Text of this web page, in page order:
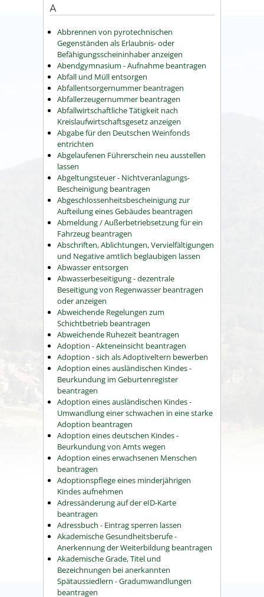
A
Abbrennen von pyrotechnischen
Gegenständen als Erlaubnis- oder
Befähigungsscheininhaber anzeigen
Abendgymnasium - Aufnahme beantragen
Abfall und Müll entsorgen
Abfallentsorgernummer beantragen
Abfallerzeugernummer beantragen
Abfallwirtschaftliche Tätigkeit nach
Kreislaufwirtschaftsgesetz anzeigen
Abgabe für den Deutschen Weinfonds
entrichten
Abgelaufenen Führerschein neu ausstellen
lassen
Abgeltungsteuer - Nichtveranlagungs-
Bescheinigung beantragen
Abgeschlossenheitsbescheinigung zur
Aufteilung eines Gebäudes beantragen
Abmeldung / Außerbetriebsetzung für ein
Fahrzeug beantragen
Abschriften, Ablichtungen, Vervielfältigungen
und Negative amtlich beglaubigen lassen
Abwasser entsorgen
Abwasserbeseitigung - dezentrale
Beseitigung von Regenwasser beantragen
oder anzeigen
Abweichende Regelungen zum
Schichtbetrieb beantragen
Abweichende Ruhezeit beantragen
Adoption - Akteneinsicht beantragen
Adoption - sich als Adoptiveltern bewerben
Adoption eines ausländischen Kindes -
Beurkundung im Geburtenregister
beantragen
Adoption eines ausländischen Kindes -
Umwandlung einer schwachen in eine starke
Adoption beantragen
Adoption eines deutschen Kindes -
Beurkundung von Amts wegen
Adoption eines erwachsenen Menschen
beantragen
Adoptionspflege eines minderjährigen
Kindes aufnehmen
Adressänderung auf der eID-Karte
beantragen
Adressbuch - Eintrag sperren lassen
Akademische Gesundheitsberufe -
Anerkennung der Weiterbildung beantragen
Akademische Grade, Titel und
Bezeichnungen bei anerkannten
Spätaussiedlern - Gradumwandlungen
beantragen